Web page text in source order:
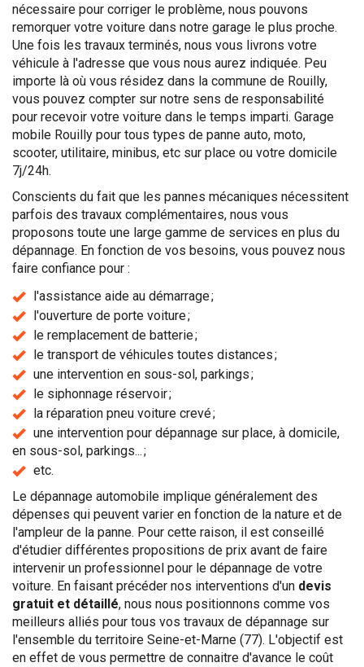
nécessaire pour corriger le problème, nous pouvons
remorquer votre voiture dans notre garage le plus proche.
Une fois les travaux terminés, nous vous livrons votre
véhicule à l'adresse que vous nous aurez indiquée. Peu
importe là où vous résidez dans la commune de Rouilly,
vous pouvez compter sur notre sens de responsabilité
pour recevoir votre voiture dans le temps imparti. Garage
mobile Rouilly pour tous types de panne auto, moto,
scooter, utilitaire, minibus, etc sur place ou votre domicile
7j/24h.
Conscients du fait que les pannes mécaniques nécessitent
parfois des travaux complémentaires, nous vous
proposons toute une large gamme de services en plus du
dépannage. En fonction de vos besoins, vous pouvez nous
faire confiance pour :
l'assistance aide au démarrage ;
l'ouverture de porte voiture ;
le remplacement de batterie ;
le transport de véhicules toutes distances ;
une intervention en sous-sol, parkings ;
le siphonnage réservoir ;
la réparation pneu voiture crevé ;
une intervention pour dépannage sur place, à domicile,
en sous-sol, parkings... ;
etc.
Le dépannage automobile implique généralement des
dépenses qui peuvent varier en fonction de la nature et de
l'ampleur de la panne. Pour cette raison, il est conseillé
d'étudier différentes propositions de prix avant de faire
intervenir un professionnel pour le dépannage de votre
voiture. En faisant précéder nos interventions d'un devis
gratuit et détaillé, nous nous positionnons comme vos
meilleurs alliés pour tous vos travaux de dépannage sur
l'ensemble du territoire Seine-et-Marne (77). L'objectif est
en effet de vous permettre de connaitre d'avance le coût